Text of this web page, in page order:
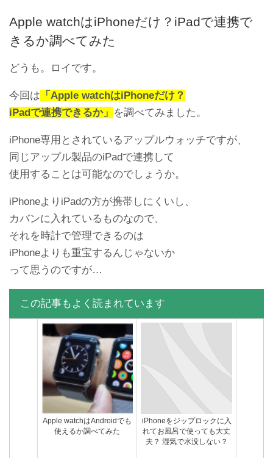
ットまとめ
iPhoneをジップロックに入
れてお風呂で使っても大丈
Apple watchはiPhoneだけ？iPadで連携で
きるか調べてみた
どうも。ロイです。
今回は 「Apple watchはiPhoneだけ？
iPadで連携できるか」 を調べてみました。
iPhone専用とされているアップルウォッチですが、
同じアップル製品のiPadで連携して
使用することは可能なのでしょうか。
iPhoneよりiPadの方が携帯しにくいし、
カバンに入れているものなので、
それを時計で管理できるのは
iPhoneよりも重宝するんじゃないか
って思うのですが…
この記事もよく読まれています
Apple watchはAndroidでも
使えるか調べてみた
iPhoneをジップロックに入
れてお風呂で使っても大丈
夫？ 湿気で水没しない？